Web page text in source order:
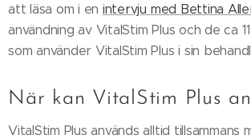
att läsa om i en intervju med Bettina
användning av VitalStim Plus och de ca
som använder VitalStim Plus i sin
När kan VitalStim Plus
VitalStim Plus används alltid tillsammans